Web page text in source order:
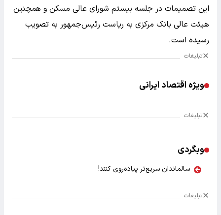
این تصمیمات در جلسه بیستم شورای عالی مسکن و همچنین
هیئت عالی بانک مرکزی به ریاست رئیس‌جمهور به تصویب
رسیده است.
تبلیغات
ویژه اقتصاد ایرانی
تبلیغات
وبگردی
سالماندان سریع‌تر پیاده‌روی کنند!
تبلیغات